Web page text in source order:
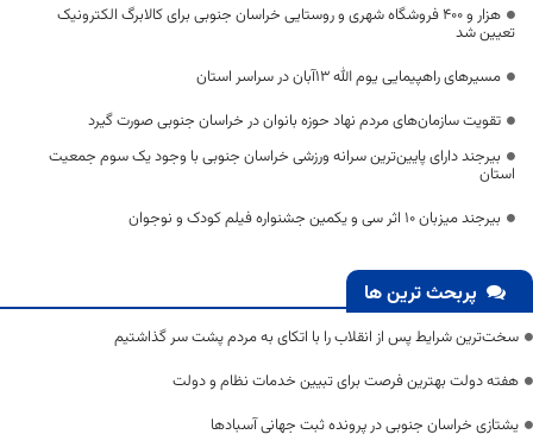
هزار و ۴۰۰ فروشگاه شهری و روستایی خراسان جنوبی برای کالابرگ الکترونیک
تعیین شد
مسیرهای راهپیمایی یوم الله 13آبان در سراسر استان
تقویت سازمان‌های مردم نهاد حوزه بانوان در خراسان جنوبی صورت گیرد
بیرجند دارای پایین‌ترین سرانه ورزشی خراسان جنوبی با وجود یک سوم جمعیت
استان
بیرجند میزبان 10 اثر سی و یکمین جشنواره فیلم کودک و نوجوان
پربحث ترین ها
سخت‌ترین شرایط پس از انقلاب را با اتکای به مردم پشت سر گذاشتیم
هفته دولت بهترین فرصت برای تبیین خدمات نظام و دولت
یشتازی خراسان جنوبی در پرونده ثبت جهانی آسبادها